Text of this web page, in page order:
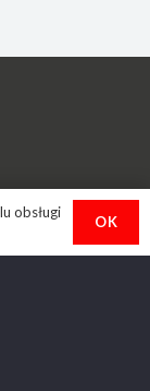
obsługi
OK